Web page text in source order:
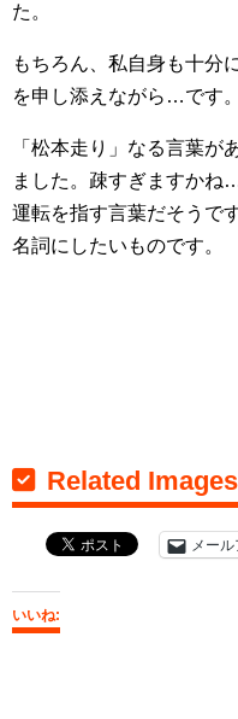
た。
もちろん、私自身も十分
を申し添えながら…です。
「松本走り」なる言葉が
ました。疎すぎますかね
運転を指す言葉だそうで
名詞にしたいものです。
Related
メー
いいね: